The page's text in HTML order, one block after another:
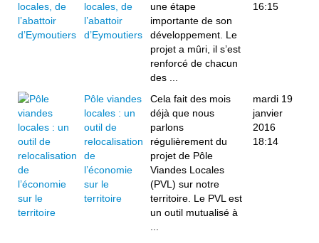
locales, de
l’abattoir
d’Eymoutiers
une étape
importante de son
développement. Le
projet a mûri, il s’est
renforcé de chacun
des ...
16:15
Pôle viandes
locales : un
outil de
relocalisation
de
l’économie
sur le
territoire
Cela fait des mois
déjà que nous
parlons
régulièrement du
projet de Pôle
Viandes Locales
(PVL) sur notre
territoire. Le PVL est
un outil mutualisé à
mardi 19
janvier
2016
18:14